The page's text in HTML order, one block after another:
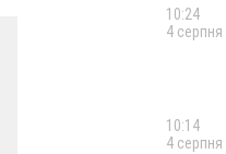
10:24
4 серпня
10:14
4 серпня